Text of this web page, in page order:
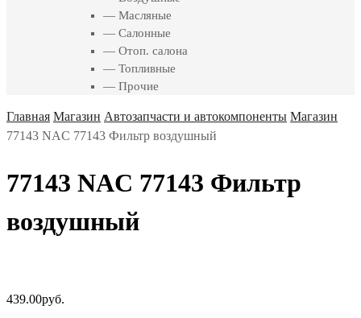
— Масляные
— Салонные
— Отоп. салона
— Топливные
— Прочие
Главная Магазин Автозапчасти и автокомпоненты Магазин
77143 NAC 77143 Фильтр воздушный
77143 NAC 77143 Фильтр
воздушный
439.00руб.